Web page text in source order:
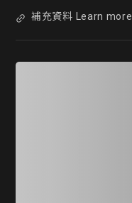
補充資料 Learn more